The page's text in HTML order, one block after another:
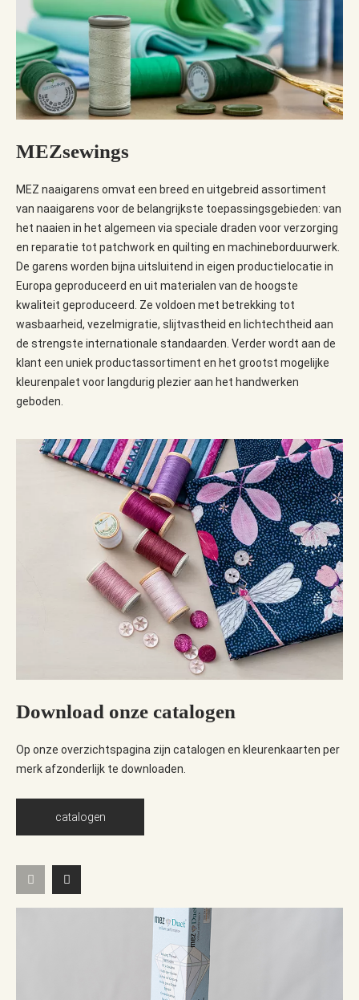
MEZsewings
MEZ naaigarens omvat een breed en uitgebreid assortiment
van naaigarens voor de belangrijkste toepassingsgebieden: van
het naaien in het algemeen via speciale draden voor verzorging
en reparatie tot patchwork en quilting en machineborduurwerk.
De garens worden bijna uitsluitend in eigen productielocatie in
Europa geproduceerd en uit materialen van de hoogste
kwaliteit geproduceerd. Ze voldoen met betrekking tot
wasbaarheid, vezelmigratie, slijtvastheid en lichtechtheid aan
de strengste internationale standaarden. Verder wordt aan de
klant een uniek productassortiment en het grootst mogelijke
kleurenpalet voor langdurig plezier aan het handwerken
geboden.
Download onze catalogen
Op onze overzichtspagina zijn catalogen en kleurenkaarten per
merk afzonderlijk te downloaden.
catalogen